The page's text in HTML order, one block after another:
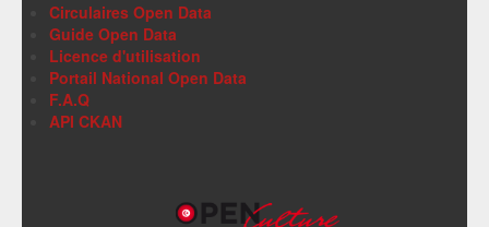
Circulaires Open Data
Guide Open Data
Licence d'utilisation
Portail National Open Data
F.A.Q
API CKAN